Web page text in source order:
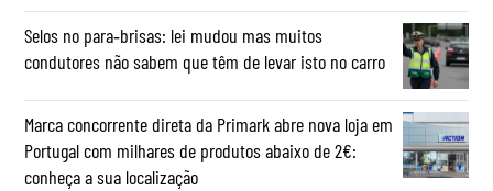
Selos no para‑brisas: lei mudou mas muitos
condutores não sabem que têm de levar isto no carro
Marca concorrente direta da Primark abre nova loja em
Portugal com milhares de produtos abaixo de 2€:
conheça a sua localização